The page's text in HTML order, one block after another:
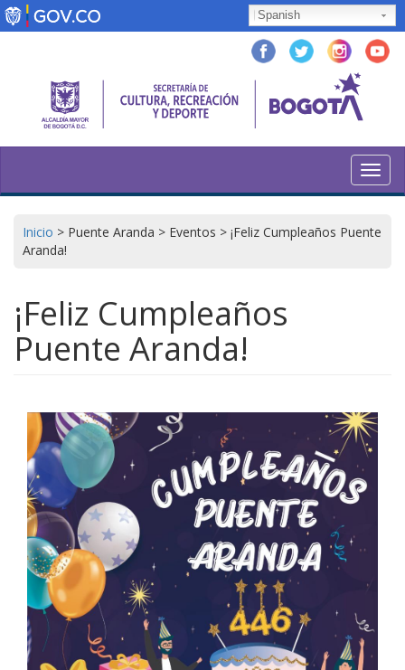
Pasar
al
Spanish
Inicio > Puente Aranda > Eventos > ¡Feliz Cumpleaños Puente
Aranda!
¡Feliz Cumpleaños
Puente Aranda!